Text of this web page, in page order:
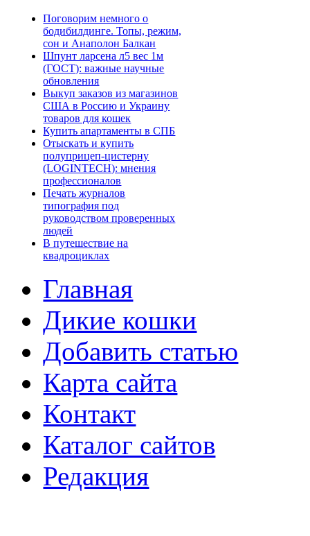
Поговорим немного о
бодибилдинге. Топы, режим,
сон и Анаполон Балкан
Шпунт ларсена л5 вес 1м
(ГОСТ): важные научные
обновления
Выкуп заказов из магазинов
США в Россию и Украину
товаров для кошек
Купить апартаменты в СПБ
Отыскать и купить
полуприцеп-цистерну
(LOGINTECH): мнения
профессионалов
Печать журналов
типография под
руководством проверенных
людей
В путешествие на
квадроциклах
Главная
Дикие кошки
Добавить статью
Карта сайта
Контакт
Каталог сайтов
Редакция